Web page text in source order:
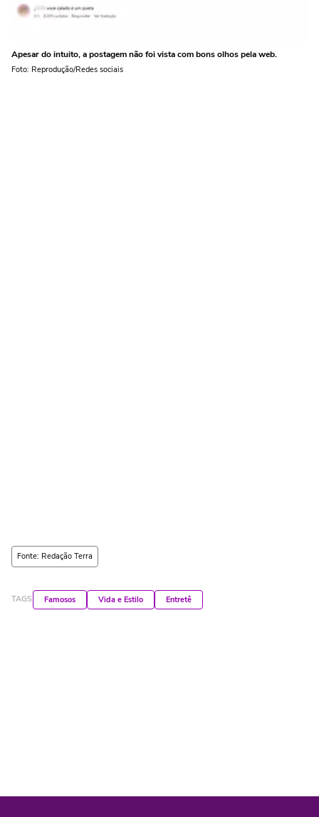
Apesar do intuito, a postagem não foi vista com bons olhos pela web.
Foto: Reprodução/Redes sociais
Fonte: Redação Terra
TAGS Famosos Vida e Estilo Entretê